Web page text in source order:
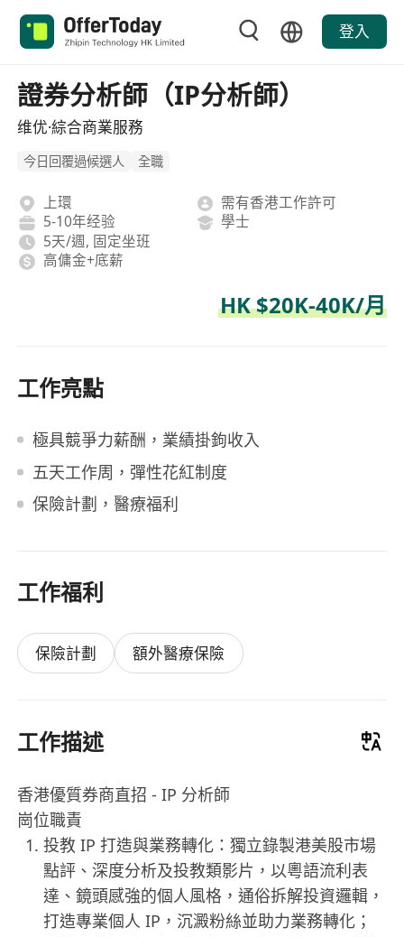
登入
證券分析師（IP分析師）
维优·綜合商業服務
今日回覆過候選人 全職
上環
需有香港工作許可
5-10年经验
學士
5天/週, 固定坐班
高傭金+底薪
HK $20K-40K/月
工作亮點
極具競爭力薪酬，業績掛鉤收入
五天工作周，彈性花紅制度
保險計劃，醫療福利
工作福利
保險計劃 額外醫療保險
工作描述
香港優質券商直招 - IP 分析師
崗位職責
投教 IP 打造與業務轉化：獨立錄製港美股市場
點評、深度分析及投教類影片，以粵語流利表
達、鏡頭感強的個人風格，通俗拆解投資邏輯，
打造專業個人 IP，沉澱粉絲並助力業務轉化；